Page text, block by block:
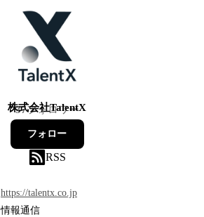
株式会社TalentX
37フォロワー
フォロー
RSS
https://talentx.co.jp
情報通信